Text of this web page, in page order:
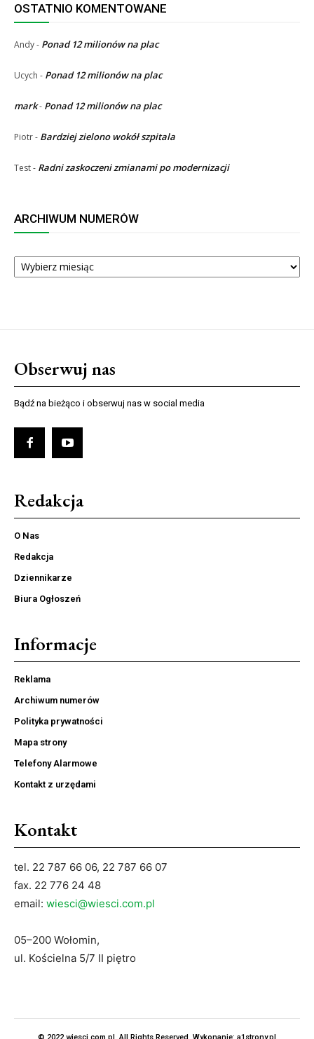
OSTATNIO KOMENTOWANE
Andy- Ponad 12 milionów na plac
Ucych - Ponad 12 milionów na plac
mark- Ponad 12 milionów na plac
Piotr- Bardziej zielono wokół szpitala
Test- Radni zaskoczeni zmianami po modernizacji
ARCHIWUM NUMERÓW
ARCHIWUM
NUMERÓW
Obserwuj nas
Bądź na bieżąco i obserwuj nas w social media
Redakcja
O Nas
Redakcja
Dziennikarze
Biura Ogłoszeń
Informacje
Reklama
Archiwum numerów
Polityka prywatności
Mapa strony
Telefony Alarmowe
Kontakt z urzędami
Kontakt
tel. 22 787 66 06, 22 787 66 07
fax. 22 776 24 48
email: wiesci@wiesci.com.pl
05–200 Wołomin,
ul. Kościelna 5/7 II piętro